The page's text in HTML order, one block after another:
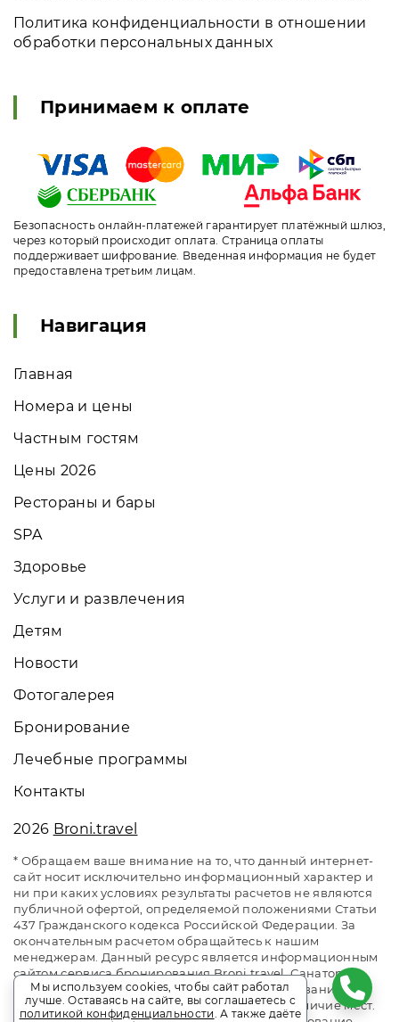
Политика конфиденциальности в отношении
обработки персональных данных
Принимаем к оплате
Безопасность онлайн-платежей гарантирует платёжный шлюз,
через который происходит оплата. Страница оплаты
поддерживает шифрование. Введенная информация не будет
предоставлена третьим лицам.
Навигация
Главная
Номера и цены
Частным гостям
Цены 2026
Рестораны и бары
SPA
Здоровье
Услуги и развлечения
Детям
Новости
Фотогалерея
Бронирование
Лечебные программы
Контакты
2026 Broni.travel
* Обращаем ваше внимание на то, что данный интернет-
сайт носит исключительно информационный характер и
ни при каких условиях результаты расчетов не являются
публичной офертой, определяемой положениями Статьи
437 Гражданского кодекса Российской Федерации. За
окончательным расчетом обращайтесь к нашим
менеджерам. Данный ресурс является информационным
сайтом сервиса бронирования Broni.travel. Санаторий
«Плаза» Железноводск. Сайт онлайн бронирования
номеров. Актуальные цены, прайс-листы и наличие мест.
Мы используем cookies, чтобы сайт работал
лучше. Оставаясь на сайте, вы соглашаетесь с
политикой конфиденциальности. А также даёте